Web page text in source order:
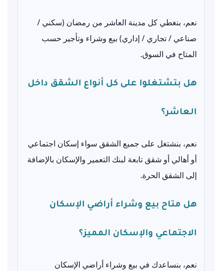
نعم، بنغطي كل مدينة العاشر من رمضان (سكني /
صناعي / تجاري / إداري) بيع وشراء وتأجير حسب
المتاح في السوق.
هل بتشتغلوا على كل أنواع الشقق داخل
العاشر؟
نعم، بنشتغل على جميع الشقق سواء إسكان اجتماعي
أو أهالي أو شقق تابعة لبنك التعمير والإسكان بالإضافة
إلى الشقق الحرة.
هل متاح بيع وشراء أراضي الإسكان
الاجتماعي والإسكان المميز؟
نعم، بنساعدك في بيع وشراء أراضي الإسكان